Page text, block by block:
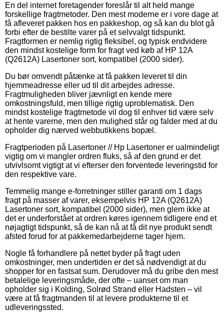
En del internet foretagender foreslår til alt held mange
forskellige fragtmetoder. Den mest moderne er i vore dage at
få afleveret pakken hos en pakkeshop, og så kan du blot gå
forbi efter de bestilte varer på et selvvalgt tidspunkt.
Fragtformen er nemlig rigtig fleksibel, og typisk endvidere
den mindst kostelige form for fragt ved køb af HP 12A
(Q2612A) Lasertoner sort, kompatibel (2000 sider).
Du bør omvendt påtænke at få pakken leveret til din
hjemmeadresse eller ud til dit arbejdes adresse.
Fragtmuligheden bliver jævnligt en kende mere
omkostningsfuld, men tillige rigtig uproblematisk. Den
mindst kostelige fragtmetode vil dog til enhver tid være selv
at hente varerne, men den mulighed står og falder med at du
opholder dig nærved webbutikkens bopæl.
Fragtperioden på Lasertoner // Hp Lasertoner er ualmindeligt
vigtig om vi mangler ordren fluks, så af den grund er det
utvivlsomt vigtigt at vi efterser den forventede leveringstid for
den respektive vare.
Temmelig mange e-forretninger stiller garanti om 1 dags
fragt på masser af varer, eksempelvis HP 12A (Q2612A)
Lasertoner sort, kompatibel (2000 sider), men glem ikke at
det er underforstået at ordren køres igennem tidligere end et
nøjagtigt tidspunkt, så de kan nå at få dit nye produkt sendt
afsted forud for at pakkemedarbejderne tager hjem.
Nogle få forhandlere på nettet byder på fragt uden
omkostninger, men undertiden er det så nødvendigt at du
shopper for en fastsat sum. Derudover må du gribe den mest
betalelige leveringsmåde, der ofte – uanset om man
opholder sig i Kolding, Solrød Strand eller Hadsten – vil
være at få fragtmanden til at levere produkterne til et
udleveringssted.